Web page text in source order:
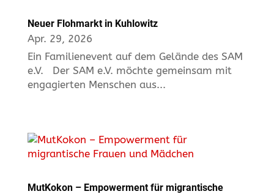
Neuer Flohmarkt in Kuhlowitz
Apr. 29, 2026
Ein Familienevent auf dem Gelände des SAM
e.V. Der SAM e.V. möchte gemeinsam mit
engagierten Menschen aus...
MutKokon – Empowerment für migrantische